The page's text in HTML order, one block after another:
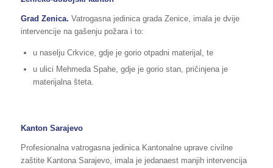
Grad Zenica. Vatrogasna jedinica grada Zenice, imala je dvije
intervencije na gašenju požara i to:
u naselju Crkvice, gdje je gorio otpadni materijal, te
u ulici Mehmeda Spahe, gdje je gorio stan, pričinjena je
materijalna šteta.
Kanton Sarajevo
Profesionalna vatrogasna jedinica Kantonalne uprave civilne
zaštite Kantona Sarajevo, imala je jedanaest manjih intervencija